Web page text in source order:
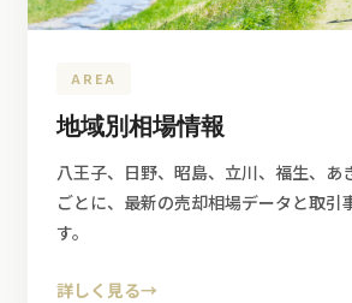
AREA
地域別相場情報
八王子、日野、昭島、立川、福生、あ
ごとに、最新の売却相場データと取引
す。
詳しく見る→